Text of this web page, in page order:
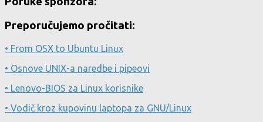
Preporučujemo pročitati:
• From OSX to Ubuntu Linux
• Osnove UNIX-a naredbe i pipeovi
• Lenovo-BIOS za Linux korisnike
• Vodič kroz kupovinu laptopa za GNU/Linux